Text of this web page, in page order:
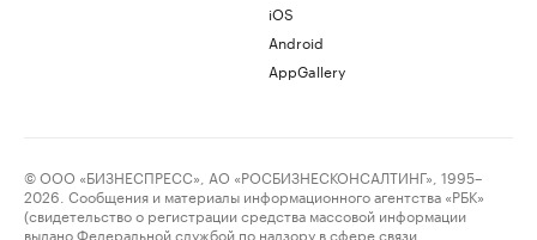
iOS
Android
AppGallery
© ООО «БИЗНЕСПРЕСС», АО «РОСБИЗНЕСКОНСАЛТИНГ», 1995–
2026. Сообщения и материалы информационного агентства «РБК»
(свидетельство о регистрации средства массовой информации
выдано Федеральной службой по надзору в сфере связи,